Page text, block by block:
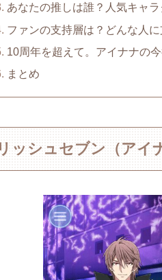
あなたの推しは誰？人気キャ
ファンの支持層は？どんな人
10周年を超えて。アイナナの
まとめ
ッシュセブン（アイ